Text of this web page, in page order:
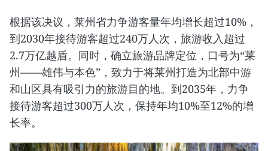
根据该决议，莱州省力争游客量年均增长超过10%，
到2030年接待游客超过240万人次，旅游收入超过
2.7万亿越盾。同时，确立旅游品牌定位，口号为“莱
州——雄伟与本色”，致力于将莱州打造为北部中游
和山区具有吸引力的旅游目的地。到2035年，力争
接待游客超过300万人次，保持年均10%至12%的增
长率。